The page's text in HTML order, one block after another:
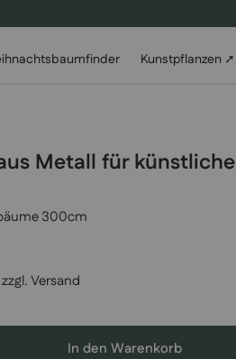
Kunstpflanzen ➚
Metall für künstliche
300cm
Versand
In den Warenkorb